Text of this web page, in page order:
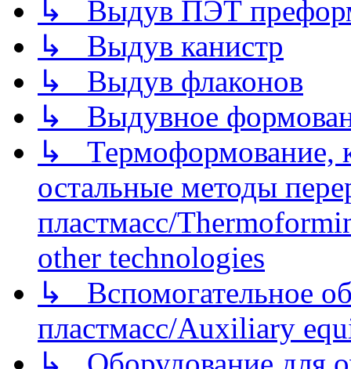
↳ Выдув ПЭТ
↳ Выдув канистр
↳ Выдув флаконов
↳ Выдувное
↳ Термоформование,
остальные методы
пластмасс/
other technologies
↳ Вспомогательное
пластмасс/Auxiliary